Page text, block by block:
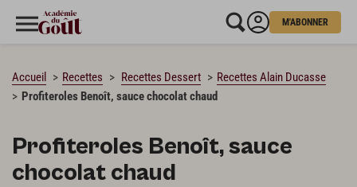
M'ABONNER
Accueil Recettes Recettes Dessert
Recettes Alain Ducasse
Profiteroles Benoît, sauce chocolat chaud
Profiteroles Benoît, sauce
chocolat chaud
CHARGEMENT…